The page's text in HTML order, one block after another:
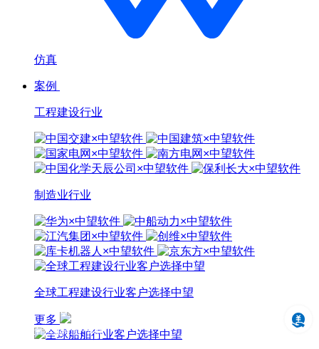
仿真
案例
工程建设行业
制造业行业
全球工程建设行业客户选择中望
更多
中望3D 2024
设计仿真制造一体化